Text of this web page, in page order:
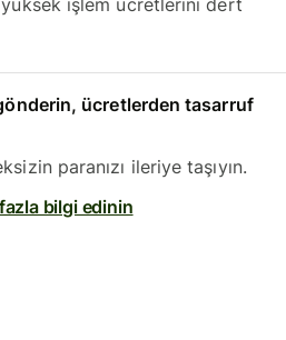
yüksek işlem ücretlerini dert
ücretlerden tasarruf
paranızı ileriye taşıyın.
bilgi edinin